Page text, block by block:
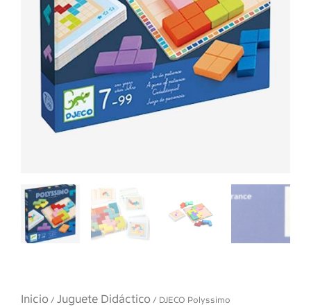
Inicio / Juguete Didáctico / DJECO Polyssimo